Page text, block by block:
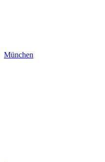
München